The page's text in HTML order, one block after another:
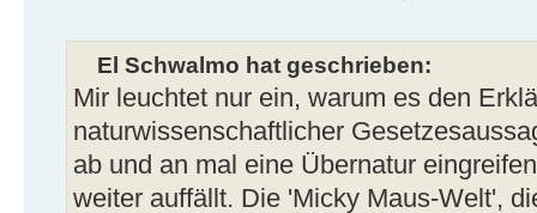
El Schwalmo hat geschrieben:
Mir leuchtet nur ein, warum es den
naturwissenschaftlicher
ab und an mal eine Übernatur
weiter auffällt. Die 'Micky Maus-Welt',